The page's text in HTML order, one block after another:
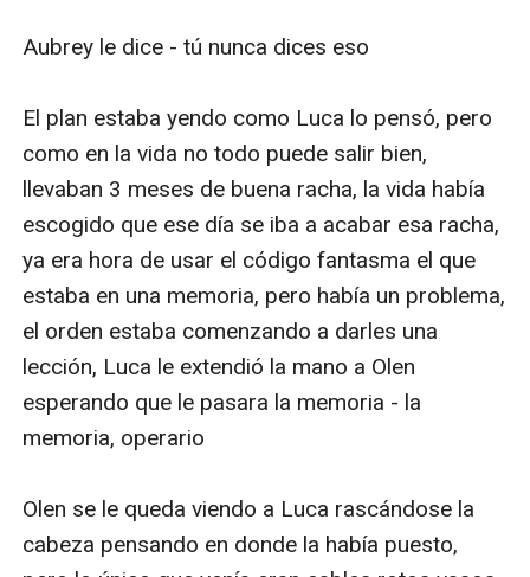
Aubrey le dice - tú nunca dices eso
El plan estaba yendo como Luca lo pensó, pero
como en la vida no todo puede salir bien,
llevaban 3 meses de buena racha, la vida había
escogido que ese día se iba a acabar esa racha,
ya era hora de usar el código fantasma el que
estaba en una memoria, pero había un problema,
el orden estaba comenzando a darles una
lección, Luca le extendió la mano a Olen
esperando que le pasara la memoria - la
memoria, operario
Olen se le queda viendo a Luca rascándose la
cabeza pensando en donde la había puesto,